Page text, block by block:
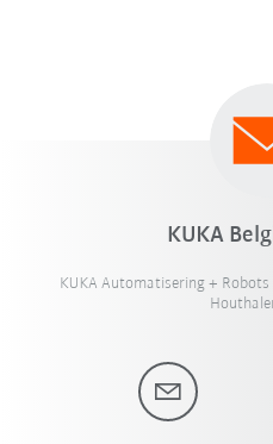
KUKA
KUKA Automatisering +